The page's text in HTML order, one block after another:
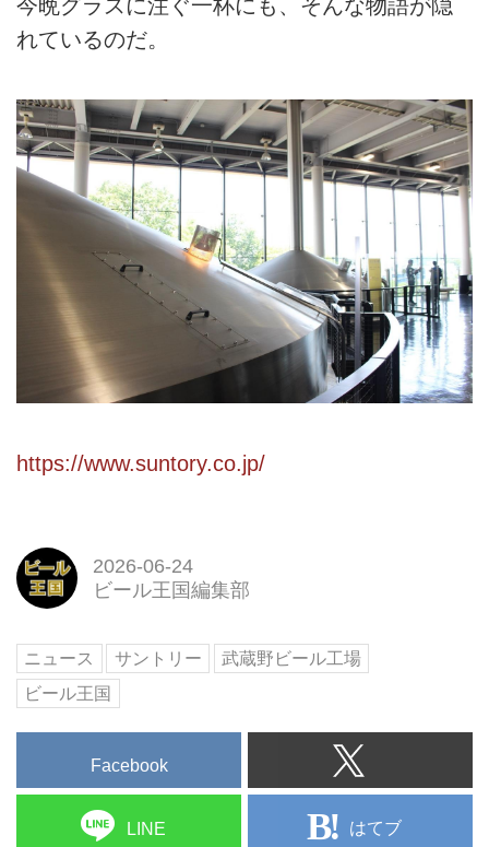
今晩グラスに注ぐ一杯にも、そんな物語が隠
れているのだ。
https://www.suntory.co.jp/
2026-06-24
ビール王国編集部
ニュース サントリー
武蔵野ビール工場
ビール王国
Facebook
LINE はてブ